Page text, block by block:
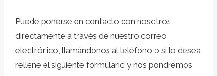
Puede ponerse en contacto con nosotros
directamente a través de nuestro correo
electrónico, llamándonos al teléfono o si lo desea
rellene el siguiente formulario y nos pondremos